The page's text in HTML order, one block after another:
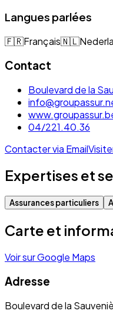
Langues parlées
🇫🇷Français🇳🇱
Contact
Boulevard de la
04/221.40.36
Contacter via Email
Expertises et
Assurances particuliers
Carte et
Voir sur Google Maps
Adresse
Boulevard de la